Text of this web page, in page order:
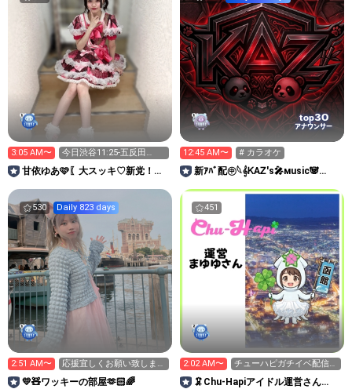
3:05 AM〜
今日渋谷11:25-五反田
16:30-🩷
甘依ゆあ🩷〖大スッキ♡新党！〗
top30
アナウンサー
12:45 AM〜 # カラオケ
新ｱﾊﾞ配㊥𓆩𝄞ᏦAᏃ'ꜱ🎤ᴍusiᴄ🐼
530 Daily 823 days
2:51 AM〜
応援宜しくお願い致します
m(_ _)m
💛🧸ワッキーの部屋🫶🏻️🌈
451
2:02 AM〜
チューハピガチイベ配信耐
久中！
🦑Chu-Hapiアイドル運営さん